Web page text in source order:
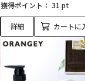
獲得ポイント： 31 pt
詳細 カートに